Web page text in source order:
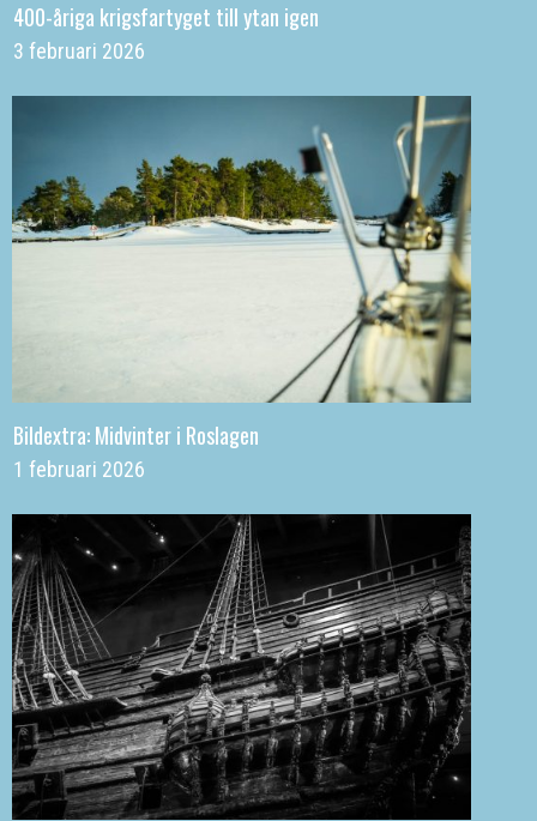
400-åriga krigsfartyget till ytan igen
3 februari 2026
Bildextra: Midvinter i Roslagen
1 februari 2026